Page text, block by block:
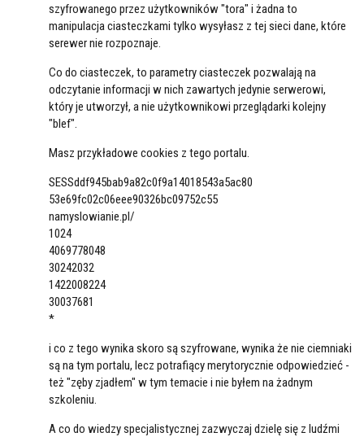
szyfrowanego przez użytkowników "tora" i żadna to
manipulacja ciasteczkami tylko wysyłasz z tej sieci dane, które
serewer nie rozpoznaje.
Co do ciasteczek, to parametry ciasteczek pozwalają na
odczytanie informacji w nich zawartych jedynie serwerowi,
który je utworzył, a nie użytkownikowi przeglądarki kolejny
"blef".
Masz przykładowe cookies z tego portalu.
SESSddf945bab9a82c0f9a14018543a5ac80
53e69fc02c06eee90326bc09752c55
namyslowianie.pl/
1024
4069778048
30242032
1422008224
30037681
*
i co z tego wynika skoro są szyfrowane, wynika że nie ciemniaki
są na tym portalu, lecz potrafiący merytorycznie odpowiedzieć -
też "zęby zjadłem" w tym temacie i nie byłem na żadnym
szkoleniu.
A co do wiedzy specjalistycznej zazwyczaj dzielę się z ludźmi